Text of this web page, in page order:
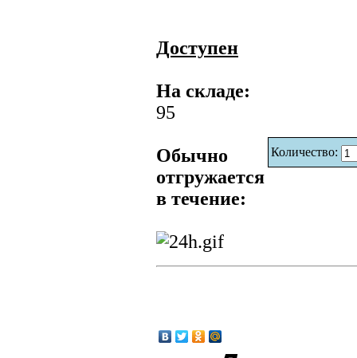
Доступен
На складе:
95
Обычно
отгружается
в течение:
Количество: